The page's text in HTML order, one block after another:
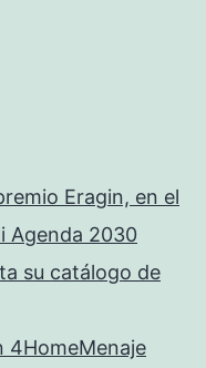
Eragin, en el
Agenda 2030
su catálogo de
4HomeMenaje